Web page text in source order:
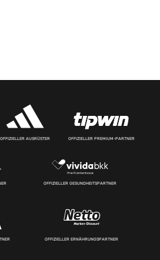
OFFIZIELLER AUSRÜSTER OFFIZIELLER PREMIUM-PARTNER
OFFIZIELLER GESUNDHEITSPARTNER
OFFIZIELLER ERNÄHRUNGSPARTNER